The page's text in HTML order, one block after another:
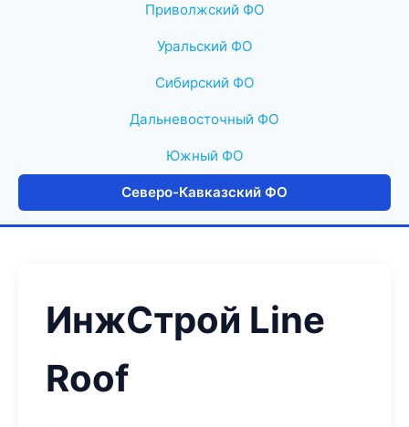
Приволжский ФО
Уральский ФО
Сибирский ФО
Дальневосточный ФО
Южный ФО
Северо-Кавказский ФО
ИнжСтрой Line
Roof